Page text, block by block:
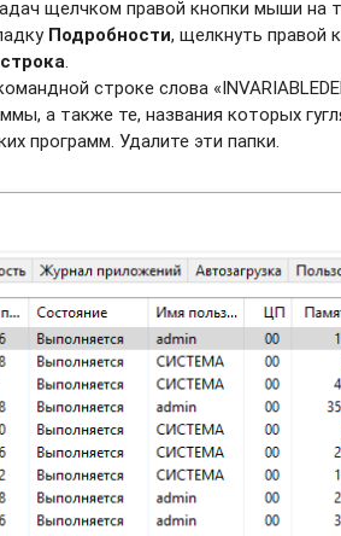
щелчком правой кнопки мыши на
Подробности, щелкнуть правой
строке слова
а также те, названия которых
программ. Удалите эти папки.